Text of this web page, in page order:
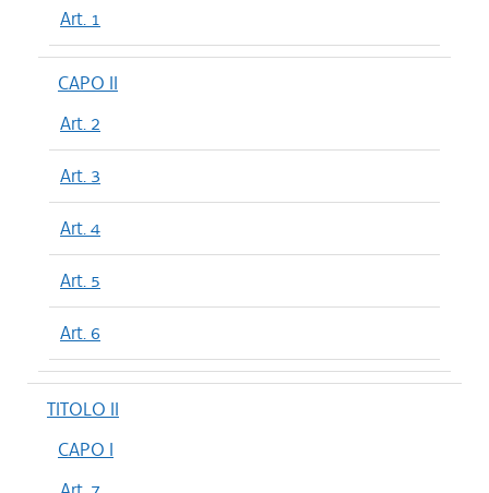
Art. 1
CAPO II
Art. 2
Art. 3
Art. 4
Art. 5
Art. 6
TITOLO II
CAPO I